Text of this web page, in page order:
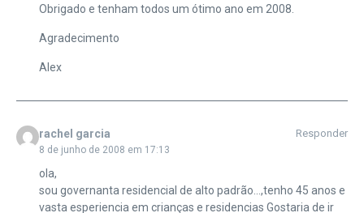
Obrigado e tenham todos um ótimo ano em 2008.
Agradecimento
Alex
rachel garcia
8 de junho de 2008 em 17:13
Responder
ola,
sou governanta residencial de alto padrão…,tenho 45 anos e
vasta esperiencia em crianças e residencias Gostaria de ir